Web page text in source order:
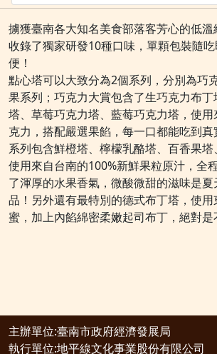
擄獲臺南各大知名美食部落客芳心的低溫
收錄了獨家研發10種口味，單顆包裝隨
便！
點心塔可以大致分為2個系列，分別為巧
果系列；巧克力大賞包含了生巧克力布丁
塔、草莓巧克力塔、藍莓巧克力塔，使
克力，搭配嚴選果餡，每一口都能吃到
系列包含鮮橙塔、檸檬乳酪塔、百香果塔
使用來自台南的100%新鮮果粒原汁，全
了渾厚的水果香氣，微酸微甜的滋味是
品！另外還有最特別的德式布丁塔，使
蜜，加上內餡綿密柔嫩起司布丁，絕對是
主辦單位:臺南市政府經濟發展局
執行單位:地平線文化事業股份有限公司